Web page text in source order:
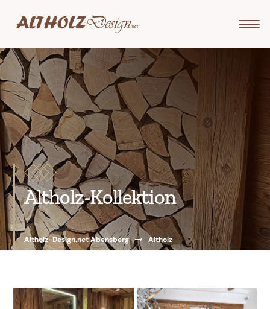
Altholz-Kollektion
Altholz-Design.net Abensberg $ Altholz